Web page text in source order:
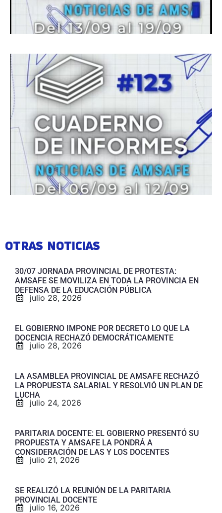
OTRAS NOTICIAS
30/07 JORNADA PROVINCIAL DE PROTESTA:
AMSAFE SE MOVILIZA EN TODA LA PROVINCIA EN
DEFENSA DE LA EDUCACIÓN PÚBLICA
julio 28, 2026
EL GOBIERNO IMPONE POR DECRETO LO QUE LA
DOCENCIA RECHAZÓ DEMOCRÁTICAMENTE
julio 28, 2026
LA ASAMBLEA PROVINCIAL DE AMSAFE RECHAZÓ
LA PROPUESTA SALARIAL Y RESOLVIÓ UN PLAN DE
LUCHA
julio 24, 2026
PARITARIA DOCENTE: EL GOBIERNO PRESENTÓ SU
PROPUESTA Y AMSAFE LA PONDRÁ A
CONSIDERACIÓN DE LAS Y LOS DOCENTES
julio 21, 2026
SE REALIZÓ LA REUNIÓN DE LA PARITARIA
PROVINCIAL DOCENTE
julio 16, 2026